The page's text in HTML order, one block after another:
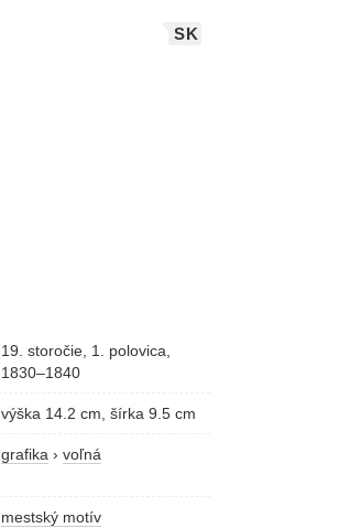
SK
19. storočie, 1. polovica,
1830–1840
výška 14.2 cm, šírka 9.5 cm
grafika › voľná
mestský motív